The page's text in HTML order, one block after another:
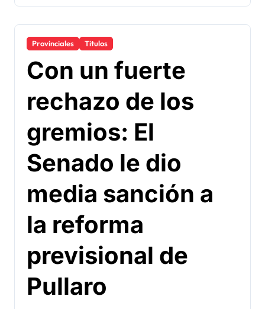
Provinciales Titulos
Con un fuerte
rechazo de los
gremios: El
Senado le dio
media sanción a
la reforma
previsional de
Pullaro